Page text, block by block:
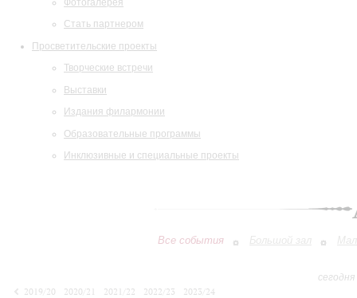
Стать партнером
Просветительские проекты
Творческие встречи
Выставки
Издания филармонии
Образовательные программы
Инклюзивные и специальные проекты
Все события Большой зал
2019/20
2020/21 2021/22 2022/23
2023/24